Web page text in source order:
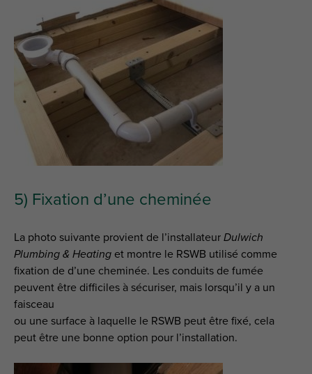
5) Fixation d’une cheminée
La photo suivante provient de l’installateur Dulwich
Plumbing & Heating et montre le RSWB utilisé comme
fixation de d’une cheminée. Les conduits de fumée
peuvent être difficiles à sécuriser, mais lorsqu’il y a un
faisceau
ou une surface à laquelle le RSWB peut être fixé, cela
peut être une bonne option pour l’installation.